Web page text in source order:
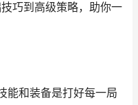
巧到高级策略，助你一
能和装备是打好每一局